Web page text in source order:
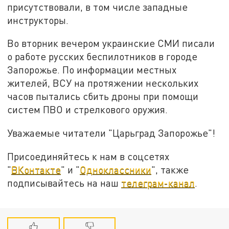
присутствовали, в том числе западные
инструкторы.
Во вторник вечером украинские СМИ писали
о работе русских беспилотников в городе
Запорожье. По информации местных
жителей, ВСУ на протяжении нескольких
часов пытались сбить дроны при помощи
систем ПВО и стрелкового оружия.
Уважаемые читатели "Царьград Запорожье"!
Присоединяйтесь к нам в соцсетях
"ВКонтакте" и "Одноклассники", также
подписывайтесь на наш телеграм-канал.